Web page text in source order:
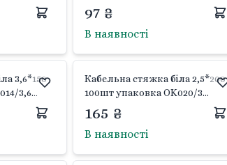
котушці YT-82530 YATO
97 ₴
В наявності
3,6*150
3,6
Кабельна стяжка біла 2,5*200
100шт упаковка OK020/3
165 ₴
В наявності